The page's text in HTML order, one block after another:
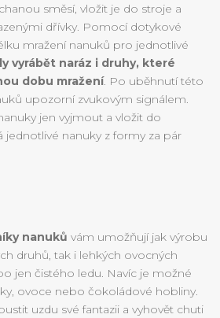
směsí, vložit je do stroje a
dřívky. Pomocí dotykové
mražení nanuků pro jednotlivé
vyrábět naráz i druhy, které
dobu mražení. Po uběhnutí této
upozorní zvukovým signálem.
jen vyjmout a vložit do
jednotlivé nanuky z formy za pár
nanuků vám umožňují jak výrobu
druhů, tak i lehkých ovocných
jen čistého ledu. Navíc je možné
ovoce nebo čokoládové hobliny.
uzdu své fantazii a vyhovět chuti